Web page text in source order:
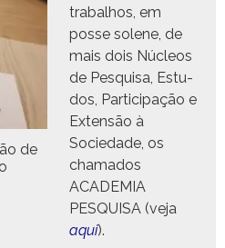
de
tra­bal­hos, em
posse solene, de
mais dois Núcleos
de Pesquisa, Estu­
dos, Par­tic­i­pação e
Exten­são à
Sociedade, os
chama­dos
ACADEMIA
PESQUISA (veja
aqui).